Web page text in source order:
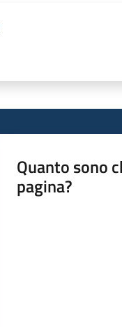
Quanto sono
pagina?